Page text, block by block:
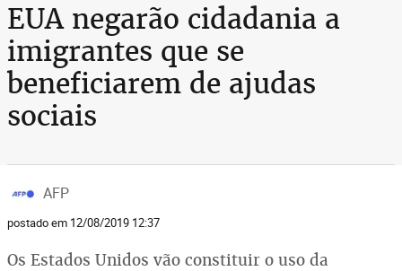
EUA negarão cidadania a
imigrantes que se
beneficiarem de ajudas
sociais
AFP
postado em 12/08/2019 12:37
Os Estados Unidos vão constituir o uso da